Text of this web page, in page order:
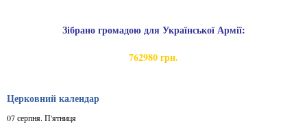
Зібрано громадою для Української Армії:
762980 грн.
Церковний календар
07 серпня. П'ятниця